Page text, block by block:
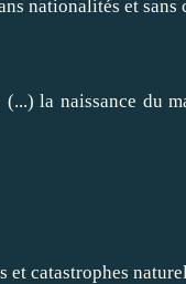
nationalités et sans
la naissance du
et catastrophes